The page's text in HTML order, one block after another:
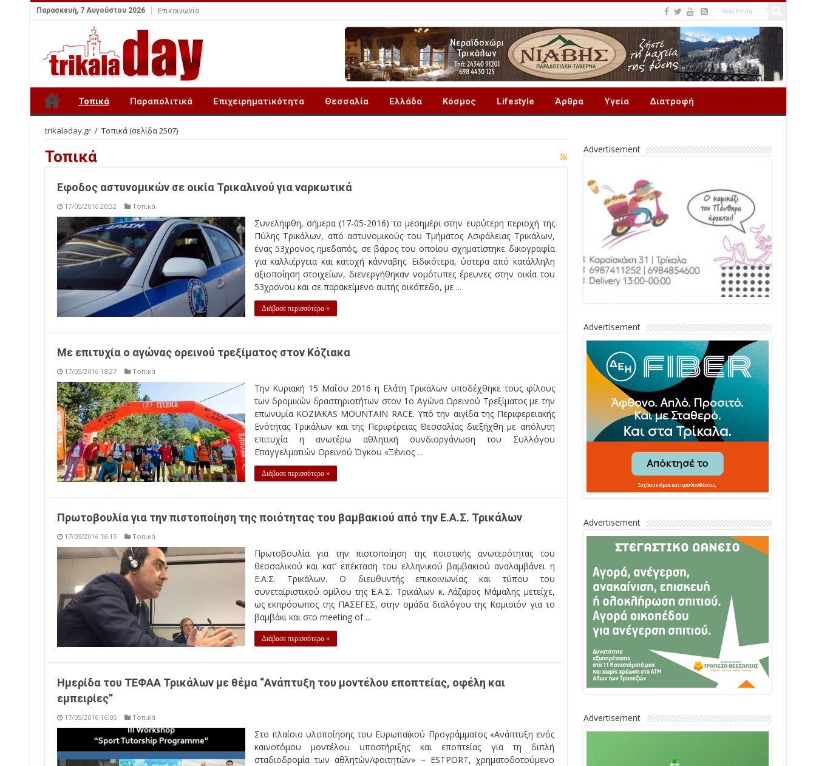
Παρασκευή, 7 Αυγούστου 2026 Επικοινωνία
Τοπικά Παραπολιτικά Επιχειρηματικότητα Θεσσαλία Ελλάδα Κόσμος Lifestyle Άρθρα Υγεία Διατροφή
trikaladay.gr / Τοπικά(σελίδα 2507)
Τοπικά
Εφοδος αστυνομικών σε οικία Τρικαλινού για ναρκωτικά
17/05/2016 20:32 Τοπικά
Συνελήφθη, σήμερα (17-05-2016) το μεσημέρι στην ευρύτερη περιοχή της
Πύλης Τρικάλων, από αστυνομικούς του Τμήματος Ασφάλειας Τρικάλων,
ένας 53χρονος ημεδαπός, σε βάρος του οποίου σχηματίστηκε δικογραφία
για καλλιέργεια και κατοχή κάνναβης. Ειδικότερα, ύστερα από κατάλληλη
αξιοποίηση στοιχείων, διενεργήθηκαν νομότυπες έρευνες στην οικία του
53χρονου και σε παρακείμενο αυτής οικόπεδο, με ...
Διάβασε περισσότερα »
Με επιτυχία ο αγώνας ορεινού τρεξίματος στον Κόζιακα
17/05/2016 18:27 Τοπικά
Την Κυριακή 15 Μαΐου 2016 η Ελάτη Τρικάλων υποδέχθηκε τους φίλους
των δρομικών δραστηριοτήτων στον 1ο Αγώνα Ορεινού Τρεξίματος με την
επωνυμία KOZIAKAS MOUNTAIN RACE. Υπό την αιγίδα της Περιφερειακής
Ενότητας Τρικάλων και της Περιφέρειας Θεσσαλίας διεξήχθη με απόλυτη
επιτυχία η ανωτέρω αθλητική συνδιοργάνωση του Συλλόγου
Επαγγελματιών Ορεινού Όγκου «Ξένιος ...
Διάβασε περισσότερα »
Πρωτοβουλία για την πιστοποίηση της ποιότητας του βαμβακιού από την Ε.Α.Σ. Τρικάλων
17/05/2016 16:15 Τοπικά
Πρωτοβουλία για την πιστοποίηση της ποιοτικής ανωτερότητας του
θεσσαλικού και κατ’ επέκταση του ελληνικού βαμβακιού αναλαμβάνει η
Ε.Α.Σ. Τρικάλων. Ο διευθυντής επικοινωνίας και τύπου του
συνεταιριστικού ομίλου της Ε.Α.Σ. Τρικάλων κ. Λάζαρος Μάμαλης μετείχε,
ως εκπρόσωπος της ΠΑΣΕΓΕΣ, στην ομάδα διαλόγου της Κομισιόν για το
βαμβάκι και στο meeting of ...
Διάβασε περισσότερα »
Ημερίδα του ΤΕΦΑΑ Τρικάλων με θέμα “Ανάπτυξη του μοντέλου εποπτείας, οφέλη και
εμπειρίες”
17/05/2016 16:05 Τοπικά
Στο πλαίσιο υλοποίησης του Ευρωπαϊκού Προγράμματος «Ανάπτυξη ενός
καινοτόμου μοντέλου υποστήριξης και εποπτείας για τη διπλή
σταδιοδρομία των αθλητών/φοιτητών» – ESTPORT, χρηματοδοτούμενο
Advertisement
Advertisement
Advertisement
Advertisement